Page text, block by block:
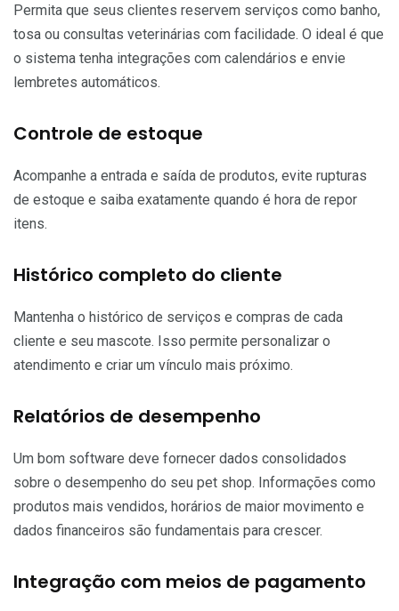
Permita que seus clientes reservem serviços como banho,
tosa ou consultas veterinárias com facilidade. O ideal é que
o sistema tenha integrações com calendários e envie
lembretes automáticos.
Controle de estoque
Acompanhe a entrada e saída de produtos, evite rupturas
de estoque e saiba exatamente quando é hora de repor
itens.
Histórico completo do cliente
Mantenha o histórico de serviços e compras de cada
cliente e seu mascote. Isso permite personalizar o
atendimento e criar um vínculo mais próximo.
Relatórios de desempenho
Um bom software deve fornecer dados consolidados
sobre o desempenho do seu pet shop. Informações como
produtos mais vendidos, horários de maior movimento e
dados financeiros são fundamentais para crescer.
Integração com meios de pagamento